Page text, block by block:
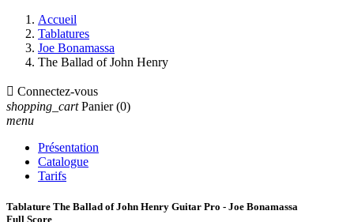
Accueil
Tablatures
Joe Bonamassa
The Ballad of John Henry
 Connectez-vous
shopping_cart Panier (0)
menu
Présentation
Catalogue
Tarifs
Tablature The Ballad of John Henry Guitar Pro - Joe Bonamassa
Full Score